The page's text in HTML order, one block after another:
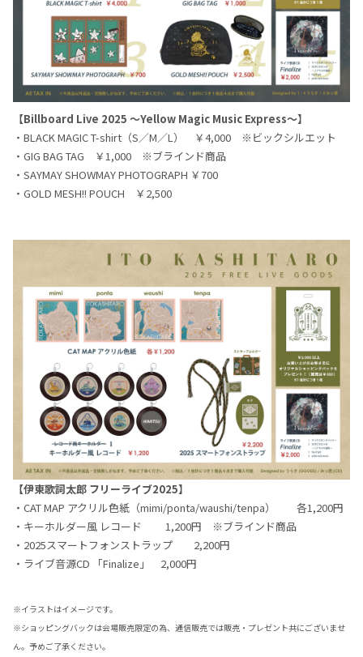
【Billboard Live 2025 ～Yellow Magic Music Express～】
・BLACK MAGIC T-shirt（S／M／L） ￥4,000 ※ビックシルエット
・GIG BAG TAG ￥1,000 ※ブラインド商品
・SAYMAY SHOWMAY PHOTOGRAPH ￥700
・GOLD MESH!! POUCH ￥2,500
【伊東歌詞太郎 フリーライブ2025】
・CAT MAP アクリル色紙（mimi/ponta/waushi/tenpa） 各1,200円
・キーホルダー風 レコード 1,200円 ※ブラインド商品
・2025スマートフォンストラップ 2,200円
・ライブ音源CD 「Finalize」 2,000円
※イラストはイメージです。
※ショッピングバックは会場販売限定の為、通信販売では販売・プレゼント共にございませ
ん。予めご了承ください。